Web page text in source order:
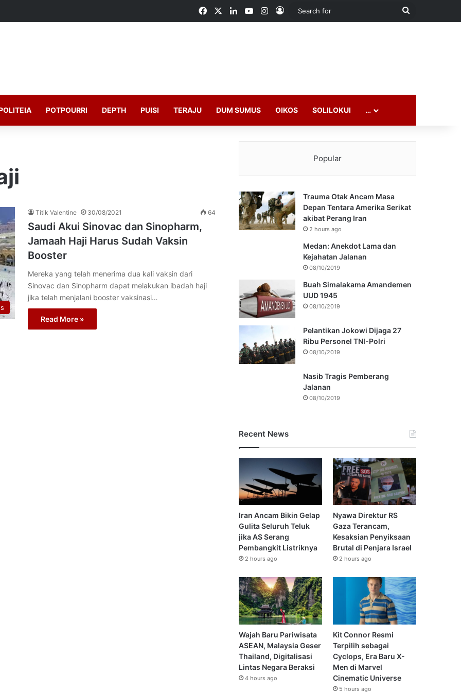
FacebookLinkedInYouTubeInstagram
Log In
Search
POTPOURRI DEPTH PUISI TERAJU DUM SUMUS OIKOS SOLILOKUI …
Titik Valentine 30/08/2021 64
Saudi Akui Sinovac dan Sinopharm,
Jamaah Haji Harus Sudah Vaksin
Booster
Mereka yang telah menerima dua kali vaksin dari
Sinovac dan Sinopharm dapat melakukan ibadah haji
jika telah menjalani booster vaksinasi…
Read More »
Popular
Trauma Otak Ancam Masa
Depan Tentara Amerika Serikat
akibat Perang Iran
2 hours ago
Medan: Anekdot Lama dan
Kejahatan Jalanan
08/10/2019
Buah Simalakama Amandemen
UUD 1945
08/10/2019
Pelantikan Jokowi Dijaga 27
Ribu Personel TNI-Polri
08/10/2019
Nasib Tragis Pemberang
Jalanan
08/10/2019
Recent News
Iran Ancam Bikin Gelap
Gulita Seluruh Teluk
jika AS Serang
Pembangkit Listriknya
2 hours ago
Nyawa Direktur RS
Gaza Terancam,
Kesaksian Penyiksaan
Brutal di Penjara Israel
2 hours ago
Wajah Baru Pariwisata
ASEAN, Malaysia Geser
Thailand, Digitalisasi
Lintas Negara Beraksi
4 hours ago
Kit Connor Resmi
Terpilih sebagai
Cyclops, Era Baru X-
Men di Marvel
Cinematic Universe
5 hours ago